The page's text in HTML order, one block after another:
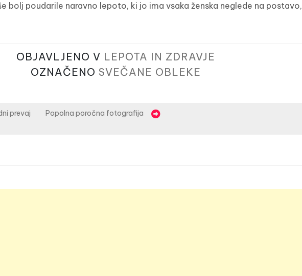
bolj poudarile naravno lepoto, ki jo ima vsaka ženska neglede na postavo,
OBJAVLJENO V LEPOTA IN ZDRAVJE
OZNAČENO SVEČANE OBLEKE
prevaj
Popolna poročna fotografija